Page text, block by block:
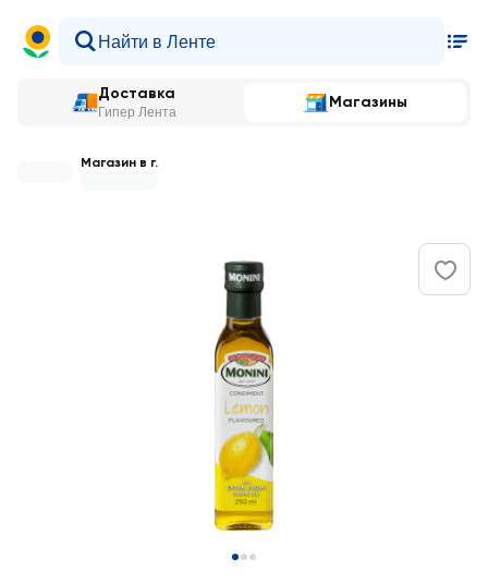
Доставка
Гипер Лента
Магазины
Магазин в г.